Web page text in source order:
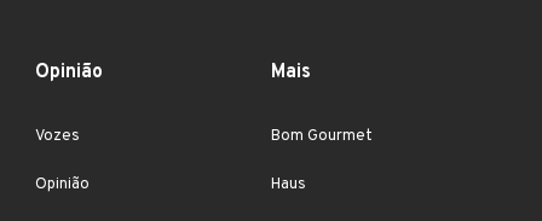
Opinião
Vozes
Opinião
Mais
Bom Gourmet
Haus